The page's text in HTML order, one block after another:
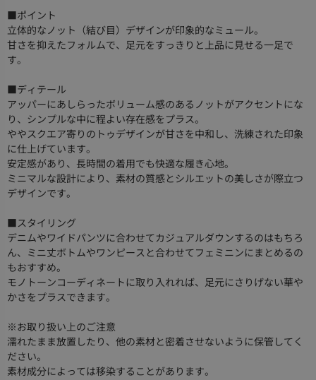
■ポイント
立体的なノット（結び目）デザインが印象的なミュール。
甘さを抑えたフォルムで、足元をすっきりと上品に見せる一足で
す。
■ディテール
アッパーにあしらったボリューム感のあるノットがアクセントにな
り、シンプルな中に程よい存在感をプラス。
ややスクエア寄りのトゥデザインが甘さを中和し、洗練された印象
に仕上げています。
安定感があり、長時間の着用でも快適な履き心地。
ミニマルな設計により、素材の質感とシルエットの美しさが際立つ
デザインです。
■スタイリング
デニムやワイドパンツに合わせてカジュアルダウンするのはもちろ
ん、ミニ丈ボトムやワンピースと合わせてフェミニンにまとめるの
もおすすめ。
モノトーンコーディネートに取り入れれば、足元にさりげない華や
かさをプラスできます。
※お取り扱い上のご注意
濡れたまま放置したり、他の素材と密着させないように保管してく
ださい。
素材成分によっては移染することがあります。